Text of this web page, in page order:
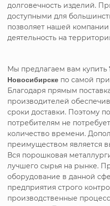
долговечность изделий.
доступными для
позволяет нашей
деятельность на
Мы предлагаем вам купить
Новосибирске по самой
Благодаря прямым
производителей
сроки доставки. Поэтому
потребителям не
количество времени.
преимуществом является
Вся порошковая
лучшего сырья на рынке.
оборудование в данной
предприятия строго
производственные